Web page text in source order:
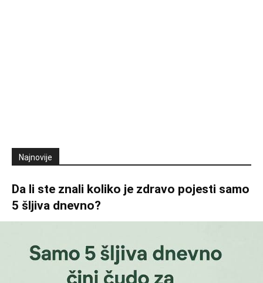
Najnovije
Da li ste znali koliko je zdravo pojesti samo
5 šljiva dnevno?